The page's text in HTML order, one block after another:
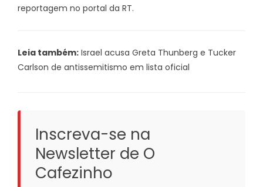
reportagem no portal da RT.
Leia também: Israel acusa Greta Thunberg e Tucker
Carlson de antissemitismo em lista oficial
Inscreva-se na
Newsletter de O
Cafezinho